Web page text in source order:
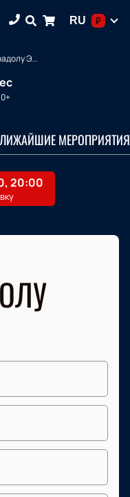
RU ₽
Э...
0+
МЕРОПРИЯТИЯ